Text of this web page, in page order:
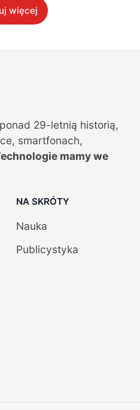
więcej
29-letnią historią,
smartfonach,
mamy we
NA SKRÓTY
Nauka
Publicystyka